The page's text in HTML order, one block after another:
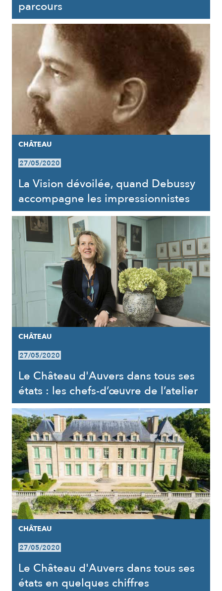
parcours
CHÂTEAU
27/05/2020
La Vision dévoilée, quand Debussy
accompagne les impressionnistes
CHÂTEAU
27/05/2020
Le Château d'Auvers dans tous ses
états : les chefs-d’œuvre de l’atelier
CHÂTEAU
27/05/2020
Le Château d'Auvers dans tous ses
états en quelques chiffres